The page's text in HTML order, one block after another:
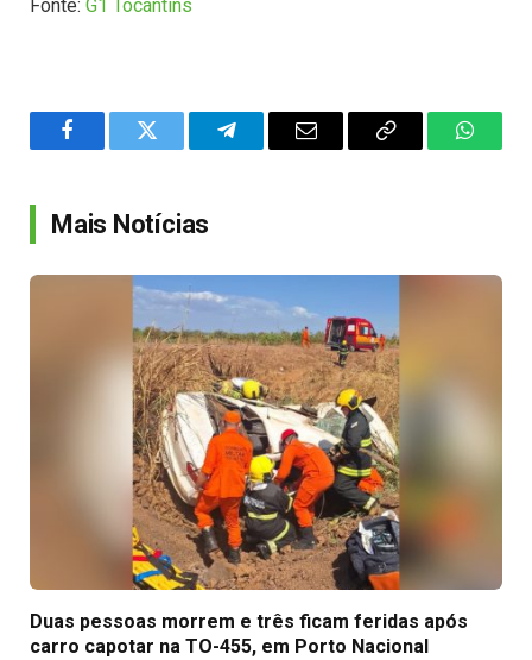
Fonte: G1 Tocantins
FacebookTwitter TelegramEmail
Copy
Mais Notícias
Duas pessoas morrem e três ficam feridas após
carro capotar na TO-455, em Porto Nacional